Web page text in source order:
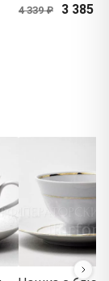
4 339 ₽ 3 385 ₽